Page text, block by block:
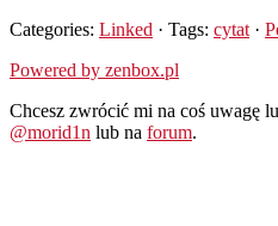
Categories: Linked · Tags: cytat ·
Powered by zenbox.pl
Chcesz zwrócić mi na coś uwagę
@morid1n lub na forum.